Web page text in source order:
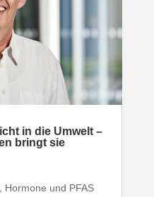
in die Umwelt –
bringt sie
Hormone und PFAS